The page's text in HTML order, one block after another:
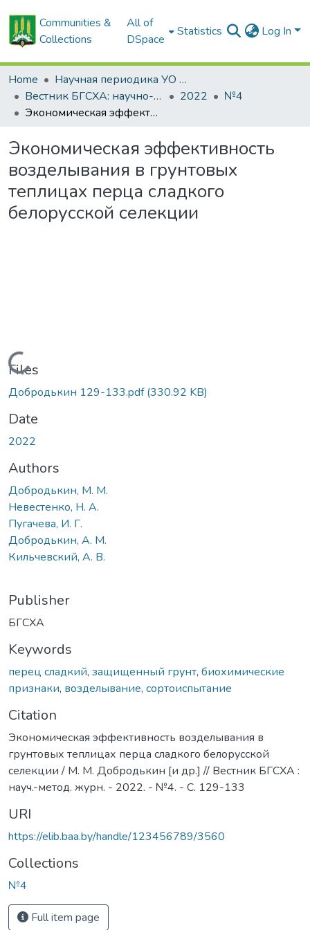
Communities &
Collections
All of
DSpace
Statistics Log In
Home
Научная периодика УО БГСХА
Вестник БГСХА: научно-методический журнал Белорусской государственной сельскохозяйственной академии
2022
№4
Экономическая эффективность возделывания в грунтовых теплицах перца сладкого белорусской селекции
Экономическая эффективность
возделывания в грунтовых
теплицах перца сладкого
белорусской селекции
Loading...
Files
Добродькин 129-133.pdf(330.92 KB)
Date
2022
Authors
Добродькин, М. М.
Невестенко, Н. А.
Пугачева, И. Г.
Добродькин, А. М.
Кильчевский, А. В.
Publisher
БГСХА
Keywords
перец сладкий, защищенный грунт, биохимические
признаки, возделывание, сортоиспытание
Citation
Экономическая эффективность возделывания в
грунтовых теплицах перца сладкого белорусской
селекции / М. М. Добродькин [и др.] // Вестник БГСХА :
науч.-метод. журн. - 2022. - №4. - С. 129-133
URI
https://elib.baa.by/handle/123456789/3560
Collections
№4
Full item page